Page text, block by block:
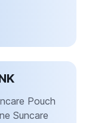
Pouch
Suncare